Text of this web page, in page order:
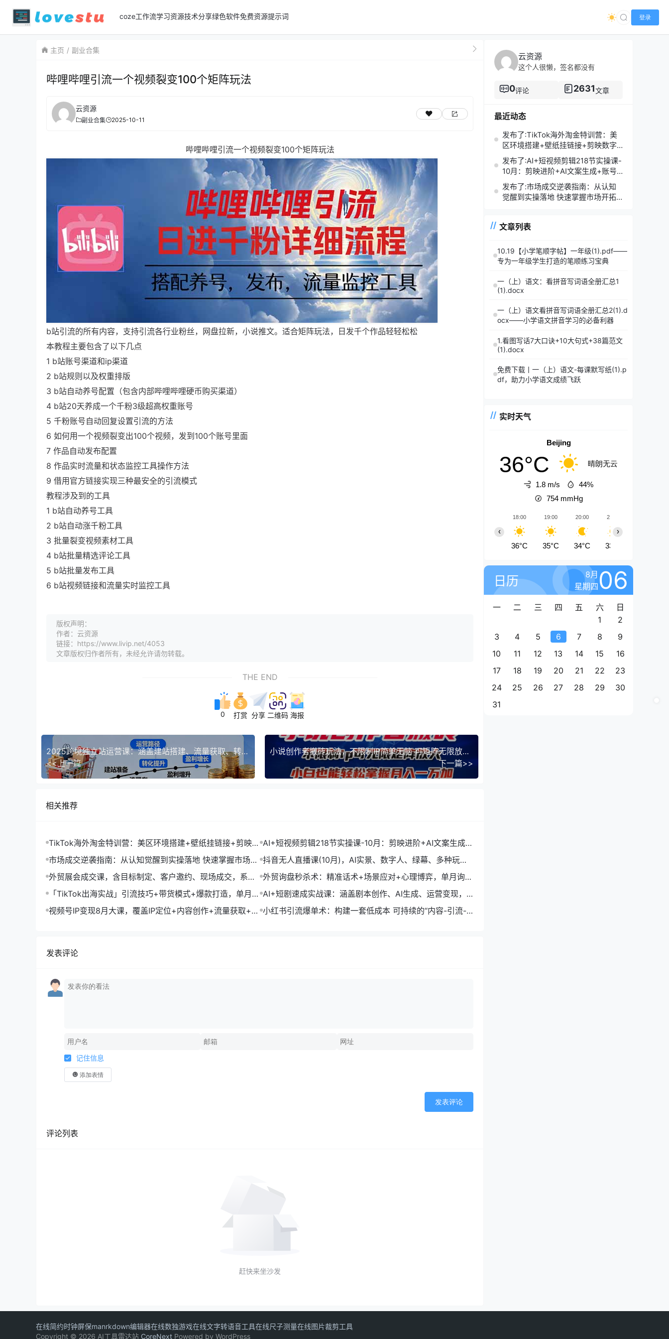
coze工作流学习资源技术分享绿色软件免费资源提示词 登录
主页 副业合集
哔哩哔哩引流一个视频裂变100个矩阵玩法
云资源
副业合集 2025-10-11
哔哩哔哩引流一个视频裂变100个矩阵玩法
b站引流的所有内容，支持引流各行业粉丝，网盘拉新，小说推文。适合矩阵玩法，日发千个作品轻轻松松
本教程主要包含了以下几点
1 b站账号渠道和ip渠道
2 b站规则以及权重排版
3 b站自动养号配置（包含内部哔哩哔哩硬币购买渠道）
4 b站20天养成一个千粉3级超高权重账号
5 千粉账号自动回复设置引流的方法
6 如何用一个视频裂变出100个视频，发到100个账号里面
7 作品自动发布配置
8 作品实时流量和状态监控工具操作方法
9 借用官方链接实现三种最安全的引流模式
教程涉及到的工具
1 b站自动养号工具
2 b站自动涨千粉工具
3 批量裂变视频素材工具
4 b站批量精选评论工具
5 b站批量发布工具
6 b站视频链接和流量实时监控工具
版权声明：
作者：云资源
链接：https://www.livip.net/4053
文章版权归作者所有，未经允许请勿转载。
THE END
0 打赏 分享 二维码 海报
2025跨境独立站运营课：涵盖建站搭建、流量获取、转化优化三大核心模块
<<上一篇
小说创作者搬砖玩法，不限制IP简单无脑 可矩阵无限放大小白也能实现轻…
下一篇>>
相关推荐
TikTok海外淘金特训营：美区环境搭建+壁纸挂链接+剪映数
字人，月入1.5万
AI+短视频剪辑218节实操课-10月：剪映进阶+AI文案生成
+账号运营，月入2万
市场成交逆袭指南：从认知觉醒到实操落地 快速掌握市场开
拓与成交核心能力
抖音无人直播课(10月)，AI实景、数字人、绿幕、多种玩
法、24小时自动盈利
外贸展会成交课，含目标制定、客户邀约、现场成交，系统
化SOP提升参展ROI
外贸询盘秒杀术：精准话术+场景应对+心理博弈，单月询盘
转化率提升200%
「TikTok出海实战」引流技巧+带货模式+爆款打造，单月变
现10万+秘籍
AI+短剧速成实战课：涵盖剧本创作、AI生成、运营变现，
单部剧收益破万
视频号IP变现8月大课，覆盖IP定位+内容创作+流量获取+合 小红书引流爆单术：构建一套低成本 可持续的“内容-引流-
发表评论
记住信息
添加表情
发表评论
评论列表
赶快来坐沙发
云资源
这个人很懒，签名都没有
0评论 2631文章
最近动态
发布了:TikTok海外淘金特训营：美
区环境搭建+壁纸挂链接+剪映数字
人，月入1.5万
发布了:AI+短视频剪辑218节实操课-
10月：剪映进阶+AI文案生成+账号
运营，月入2万
发布了:市场成交逆袭指南：从认知
觉醒到实操落地 快速掌握市场开拓
文章列表
10.19【小学笔顺字帖】一年级(1).pdf——
专为一年级学生打造的笔顺练习宝典
一（上）语文：看拼音写词语全册汇总1
(1).docx
一（上）语文看拼音写词语全册汇总2(1).d
ocx——小学语文拼音学习的必备利器
1.看图写话7大口诀+10大句式+38篇范文
(1).docx
免费下载丨一（上）语文-每课默写纸(1).p
df，助力小学语文成绩飞跃
实时天气
Beijing
36°C 晴朗无云
1.8 m/s
44%
754 mmHg
18:00
36°C
19:00
35°C
20:00
34°C
21:00
33°C
‹ ›
日历
8月
星期四06
一 二 三 四 五 六
日
1
2
3
4 5 6 7 8
9
10
11 12 13 14 15
16
17
18 19 20 21 22
23
24
25 26 27 28 29
30
31
在线简约时钟屏保manrkdown编辑器在线数独游戏在线文字转语音工具在线尺子测量在线图片裁剪工具
Copyright © 2026 AI工具雷达站 CoreNext Powered by WordPress